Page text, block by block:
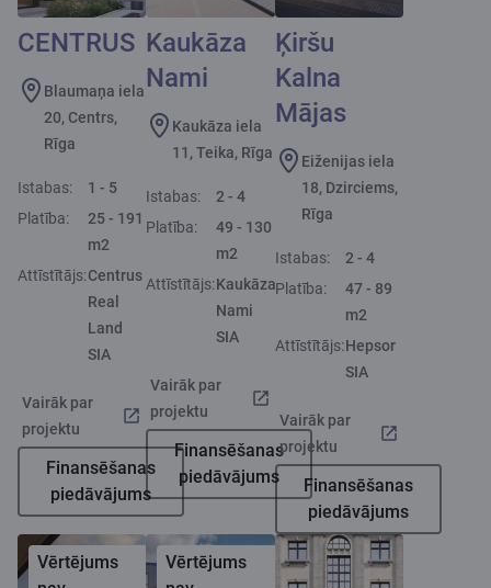
CENTRUS
Blaumaņa iela
20, Centrs,
Rīga
Istabas:
1 - 5
Platība:
25 - 191
m2
Attīstītājs:Centrus
Real
Land
SIA
Vairāk par
projektu
Finansēšanas
piedāvājums
Kaukāza
Nami
Kaukāza iela
11, Teika, Rīga
Istabas:
2 - 4
Platība:
49 - 130
m2
Attīstītājs:Kaukāza
Nami
SIA
Vairāk par
projektu
Finansēšanas
piedāvājums
Ķiršu
Kalna
Mājas
Eiženijas iela
18, Dzirciems,
Rīga
Istabas:
2 - 4
Platība:
47 - 89
m2
Attīstītājs:Hepsor
SIA
Vairāk par
projektu
Finansēšanas
piedāvājums
Vērtējums
Vērtējums